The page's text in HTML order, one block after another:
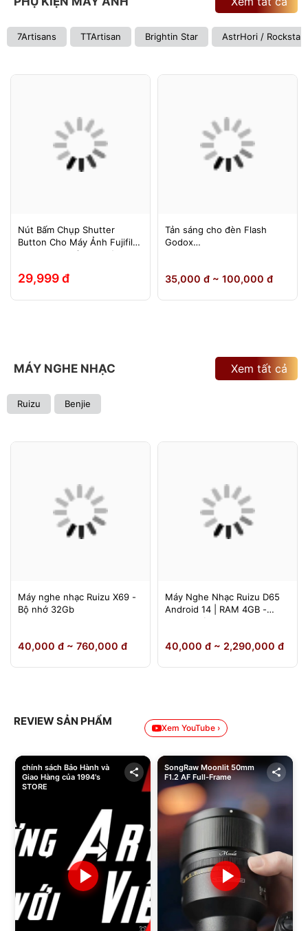
7Artisans TTArtisan Brightin Star AstrHori / Rockstar
Nút Bấm Chụp Shutter
Button Cho Máy Ảnh Fujifilm
Leica Contax (Ren Xoáy)
29,999 đ
Tản sáng cho đèn Flash
Godox
860III, Yongnuo 560II/565EX,
35,000 đ ~ 100,000 đ
MÁY NGHE NHẠC
Ruizu Benjie
Xem tất cả
Máy nghe nhạc Ruizu X69 -
Bộ nhớ 32Gb
40,000 đ ~ 760,000 đ
Máy Nghe Nhạc Ruizu D65
Android 14 | RAM 4GB -
64GB Chính Hãng
40,000 đ ~ 2,290,000 đ
REVIEW SẢN PHẨM
Xem YouTube ›
chính sách Bảo Hành và
Giao Hàng của 1994's
STORE
SongRaw Moonlit 50mm
F1.2 AF Full-Frame